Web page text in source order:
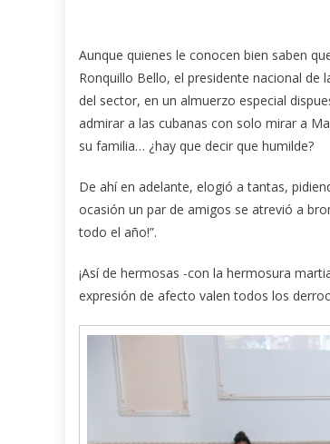
Aunque quienes le conocen bien saben
Ronquillo Bello, el presidente nacional
del sector, en un almuerzo especial
admirar a las cubanas con solo mirar a
su familia… ¿hay que decir que humilde?
De ahí en adelante, elogió a tantas,
ocasión un par de amigos se atrevió a
todo el año!”.
¡Así de hermosas -con la hermosura
expresión de afecto valen todos los